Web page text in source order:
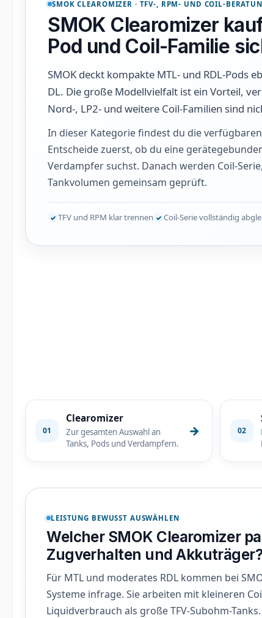
SMOK CLEAROMIZER · TFV-, RPM- UND COIL-
SMOK Clearomizer
Pod und Coil-Familie
SMOK deckt kompakte MTL- und RDL-Pods
DL. Die große Modellvielfalt ist ein Vorteil,
Nord-, LP2- und weitere Coil-Familien sind
In dieser Kategorie findest du die
Entscheide zuerst, ob du eine
Verdampfer suchst. Danach werden Coil-
Tankvolumen gemeinsam geprüft.
TFV und RPM klar trennen Coil-Serie vollständig
01
Clearomizer
Zur gesamten Auswahl an
Tanks, Pods und Verdampfern.
→ 02
LEISTUNG BEWUSST AUSWÄHLEN
Welcher SMOK Clearomizer
Zugverhalten und
Für MTL und moderates RDL kommen bei
Systeme infrage. Sie arbeiten mit kleineren
Liquidverbrauch als große TFV-Subohm-